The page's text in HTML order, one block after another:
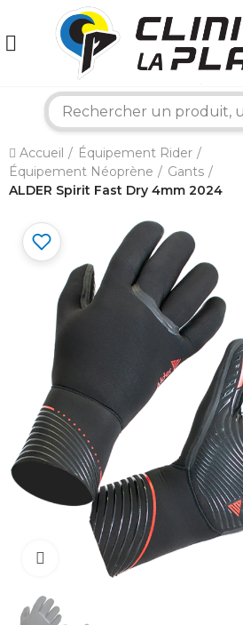
Accueil
Équipement Rider
Équipement Néoprène
Gants
ALDER Spirit Fast Dry 4mm 2024
Cliquez pour agrandir
Bonjour ! Je suis votre expert
Comment puis-je vous aider